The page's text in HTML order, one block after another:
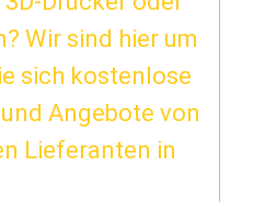
Wir sind hier um
sich kostenlose
Angebote von
Lieferanten in